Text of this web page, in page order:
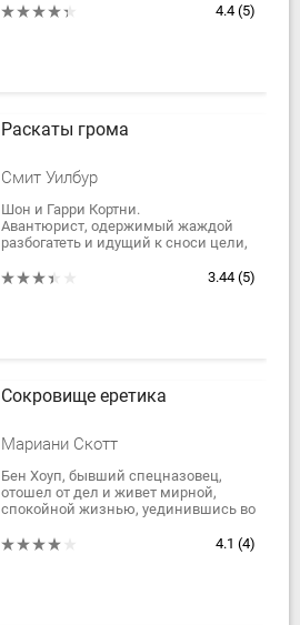
в области неископаемого топлива.
4.4 (5)
Раскаты грома
Смит Уилбур
Шон и Гарри Кортни.
Авантюрист, одержимый жаждой
разбогатеть и идущий к сноси цели,
добросердечный фермер,
3.44 (5)
Сокровище еретика
Мариани Скотт
Бен Хоуп, бывший спецназовец,
отошел от дел и живет мирной,
спокойной жизнью, уединившись во
однажды его покой нарушает
4.1 (4)